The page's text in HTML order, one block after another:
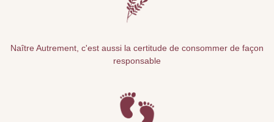
Naître Autrement, c'est aussi la certitude de consommer de façon
responsable